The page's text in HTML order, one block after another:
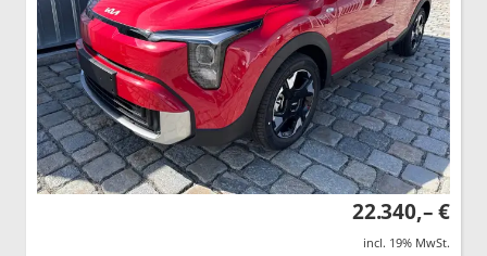
22.340,– €
incl. 19% MwSt.